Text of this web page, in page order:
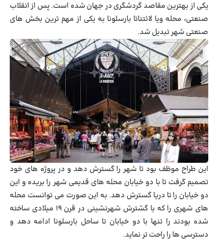
یکی از بهترین مقاصد گردشگری در جهان شده است. پس از انقلاب
صنعتی، محله ویا لائتناتا بارسلونا به یکی از مهم ترین بخش های
صنعتی شهر تبدیل شد.
این طراح موظف بود تا شهر را گسترش دهد و در پروژه های خود
تصمیم گرفت تا با دو خیابان محله های قدیمی شهر را بریده و این
دو خیابان را تا دریا گسترش دهد. به این صورت می توانست محله
های شهری را که با گشترش شهرنشینی در قرن ۱۹ میلادی ساخته
شده بودند را تنها با دو خیابان تا ساحل بارسلونا ادامه دهد و
دسترسی ها را راحت تر نماید.